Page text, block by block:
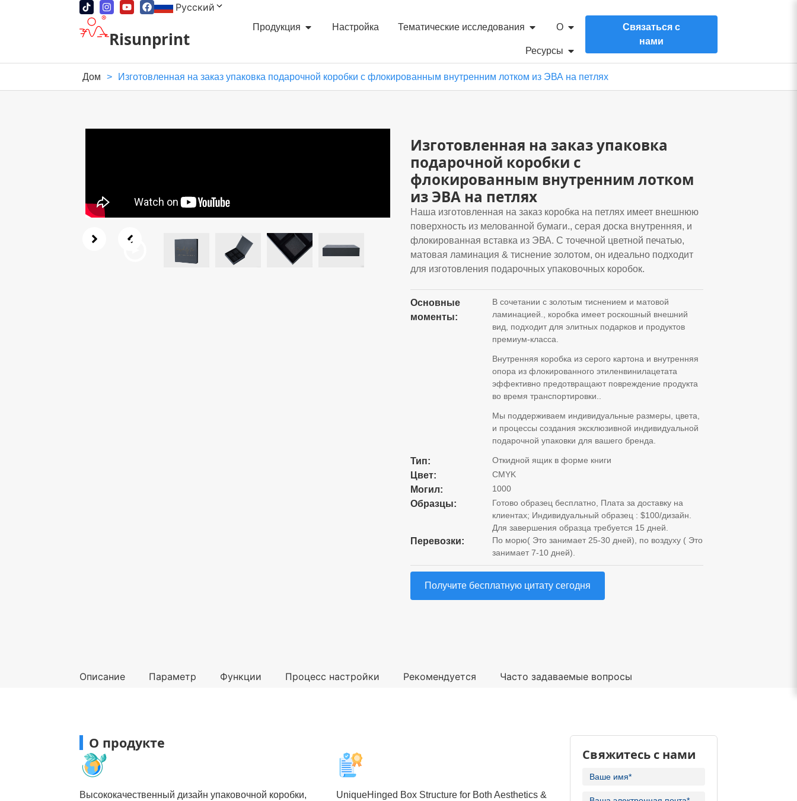
Русский
Risunprint
Продукция Настройка Тематические исследования О
Ресурсы
Связаться с
нами
Дом > Изготовленная на заказ упаковка подарочной коробки с флокированным внутренним лотком из ЭВА на петлях
Изготовленная на заказ упаковка
подарочной коробки с
флокированным внутренним лотком
из ЭВА на петлях
Наша изготовленная на заказ коробка на петлях имеет внешнюю
поверхность из мелованной бумаги., серая доска внутренняя, и
флокированная вставка из ЭВА. С точечной цветной печатью,
матовая ламинация & тиснение золотом, он идеально подходит
для изготовления подарочных упаковочных коробок.
Основные
моменты:
В сочетании с золотым тиснением и матовой
ламинацией., коробка имеет роскошный внешний
вид, подходит для элитных подарков и продуктов
премиум-класса.
Внутренняя коробка из серого картона и внутренняя
опора из флокированного этиленвинилацетата
эффективно предотвращают повреждение продукта
во время транспортировки..
Мы поддерживаем индивидуальные размеры, цвета,
и процессы создания эксклюзивной индивидуальной
подарочной упаковки для вашего бренда.
Тип: Откидной ящик в форме книги
Цвет: CMYK
Могил: 1000
Образцы:
Готово образец бесплатно, Плата за доставку на
клиентах; Индивидуальный образец : $100/дизайн.
Для завершения образца требуется 15 дней.
Перевозки:
По морю( Это занимает 25-30 дней), по воздуху ( Это
занимает 7-10 дней).
Получите бесплатную цитату сегодня
Описание Параметр Функции Процесс настройки Рекомендуется Часто задаваемые вопросы
О продукте
Высококачественный дизайн упаковочной коробки,
UniqueHinged Box Structure for Both Aesthetics &
Свяжитесь с нами